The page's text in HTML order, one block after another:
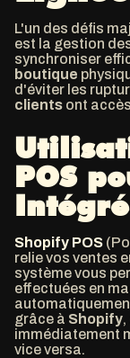
L'un des défis
est la gestion
synchroniser
boutique
d'éviter les
clients ont
POS
Shopify POS
relie vos ventes
système vous
effectuées en
grâce à Shopify
immédiatement
vice versa.